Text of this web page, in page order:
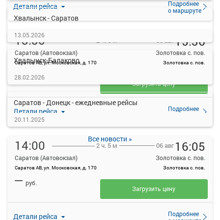
Детали рейса
Подробнее
о маршруте
13:30
Саратов (Автовокзал)
Саратов АВ, ул. Московская, д. 170
2 ч. 6 м 06 авг15:36
Золотовка с. пов.
Золотовка с. пов.
Детали рейса
Подробнее
о маршруте
— руб.
Загрузить цену
14:00
Саратов (Автовокзал)
Саратов АВ, ул. Московская, д. 170
2 ч. 5 м 06 авг 16:05
Золотовка с. пов.
Золотовка с. пов.
Детали рейса
Подробнее
— руб.
Загрузить цену
Хвалынск - Саратов
13.05.2026
Хвалынск-Балаково
28.02.2026
Саратов - Донецк - ежедневные рейсы
20.11.2025
Все новости »